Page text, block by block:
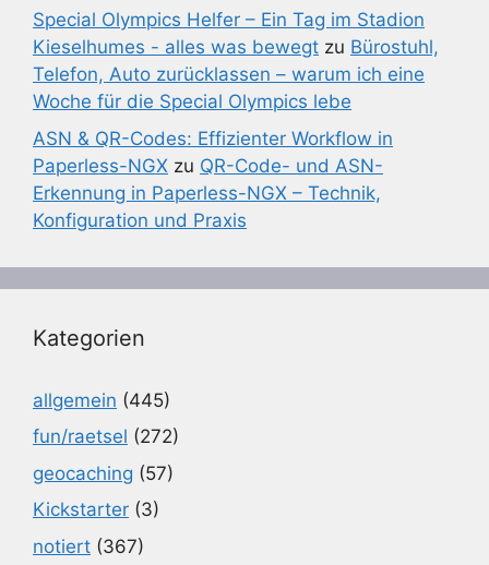
Special Olympics Helfer – Ein Tag im Stadion
Kieselhumes - alles was bewegt zu Bürostuhl,
Telefon, Auto zurücklassen – warum ich eine
Woche für die Special Olympics lebe
ASN & QR-Codes: Effizienter Workflow in
Paperless-NGX zu QR-Code- und ASN-
Erkennung in Paperless-NGX – Technik,
Konfiguration und Praxis
Kategorien
allgemein (445)
fun/raetsel (272)
geocaching (57)
Kickstarter (3)
notiert (367)